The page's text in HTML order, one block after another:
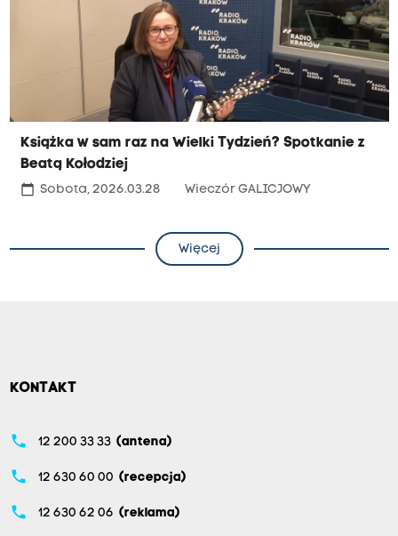
Książka w sam raz na Wielki Tydzień? Spotkanie z
Beatą Kołodziej
calendar_today Sobota, 2026.03.28 Wieczór GALICJOWY
Więcej
KONTAKT
phone 12 200 33 33 (antena)
phone 12 630 60 00 (recepcja)
phone 12 630 62 06 (reklama)